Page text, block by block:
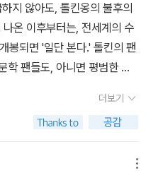
지 않아도, 톨킨옹의 불후의
온 이후부터는, 전세계의 수
봉되면 '일단 본다.' 톨킨의 팬
학 팬들도, 아니면 평범한 보
킨의 원작도 다시 팔려나갔
상적인 시너지 효과를 보여
시대를 초월한 창조-재창조
. 귀차니즘으로 영화리뷰는
더보기